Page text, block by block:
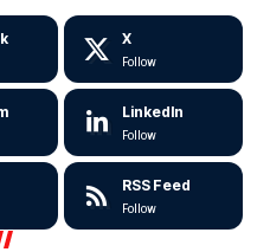
X
Follow
LinkedIn
Follow
RSS Feed
Follow